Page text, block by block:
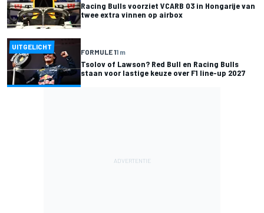
Racing Bulls voorziet VCARB 03 in Hongarije van
twee extra vinnen op airbox
UITGELICHT
FORMULE 11 m
Tsolov of Lawson? Red Bull en Racing Bulls
staan voor lastige keuze over F1 line-up 2027